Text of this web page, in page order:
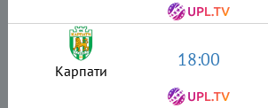
Карпати 18:00